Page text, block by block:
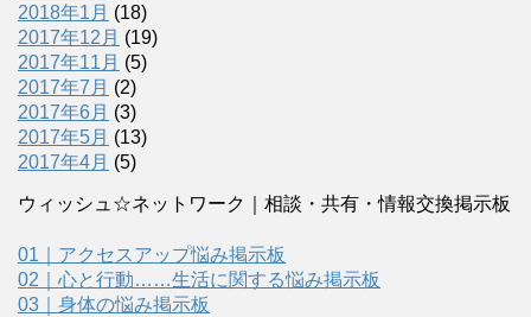
2018年1月 (18)
2017年12月 (19)
2017年11月 (5)
2017年7月 (2)
2017年6月 (3)
2017年5月 (13)
2017年4月 (5)
ウィッシュ☆ネットワーク｜相談・共有・情報交換掲示板
01｜アクセスアップ悩み掲示板
02｜心と行動……生活に関する悩み掲示板
03｜身体の悩み掲示板